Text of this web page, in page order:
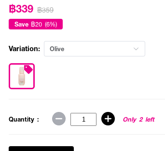
฿339 ฿359
Save ฿20 (6%)
Variation: Olive
Quantity : Only 2 left